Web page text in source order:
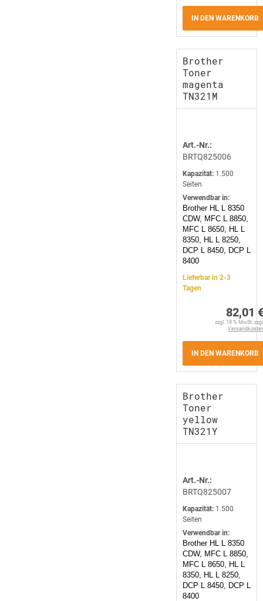
IN DEN WARENKORB
Brother
Toner
magenta
TN321M
Art.-Nr.:
BRTQ825006
Kapazität: 1.500
Seiten
Verwendbar in:
Brother HL L 8350
CDW, MFC L 8850,
MFC L 8650, HL L
8350, HL L 8250,
DCP L 8450, DCP L
8400
Lieferbar in 2-3
Tagen
82,01
zzgl. 19 % MwSt.
IN DEN WARENKORB
Brother
Toner
yellow
TN321Y
Art.-Nr.:
BRTQ825007
Kapazität: 1.500
Seiten
Verwendbar in:
Brother HL L 8350
CDW, MFC L 8850,
MFC L 8650, HL L
8350, HL L 8250,
DCP L 8450, DCP L
8400